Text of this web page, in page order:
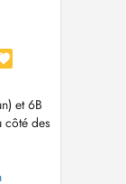
et 6B
côté des